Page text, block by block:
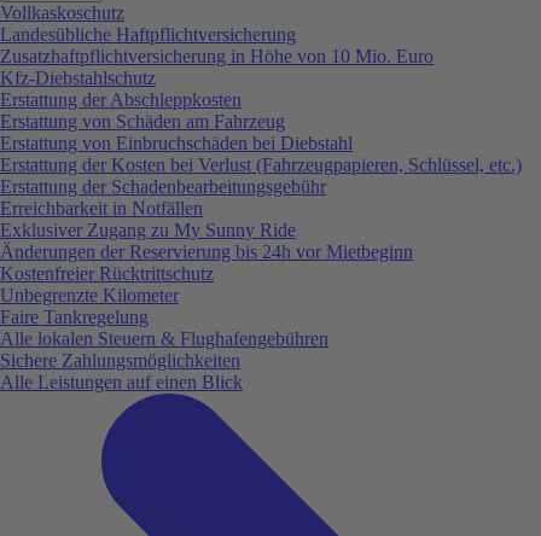
Vollkaskoschutz
Landesübliche Haftpflichtversicherung
Zusatzhaftpflichtversicherung in Höhe von 10 Mio. Euro
Kfz-Diebstahlschutz
Erstattung der Abschleppkosten
Erstattung von Schäden am Fahrzeug
Erstattung von Einbruchschäden bei Diebstahl
Erstattung der Kosten bei Verlust (Fahrzeugpapieren, Schlüssel, etc.)
Erstattung der Schadenbearbeitungsgebühr
Erreichbarkeit in Notfällen
Exklusiver Zugang zu My Sunny Ride
Änderungen der Reservierung bis 24h vor Mietbeginn
Kostenfreier Rücktrittschutz
Unbegrenzte Kilometer
Faire Tankregelung
Alle lokalen Steuern & Flughafengebühren
Sichere Zahlungsmöglichkeiten
Alle Leistungen auf einen Blick